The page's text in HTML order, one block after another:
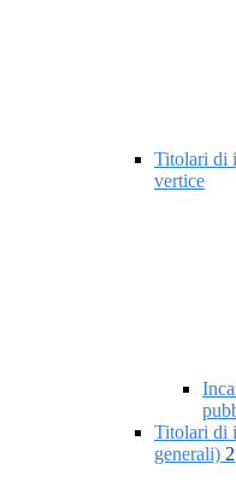
Titolari di
vertice
Titolari di
generali) 2